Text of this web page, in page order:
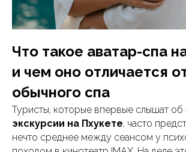
Что такое аватар-спа
и чем оно отличается
обычного спа
Туристы, которые впервые слышат об
экскурсии на Пхукете, часто
нечто среднее между сеансом у